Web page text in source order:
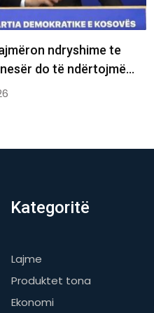
ndryshime te
nesër do të ndërtojmë…
Kategoritë
Lajme
Produktet tona
Ekonomi